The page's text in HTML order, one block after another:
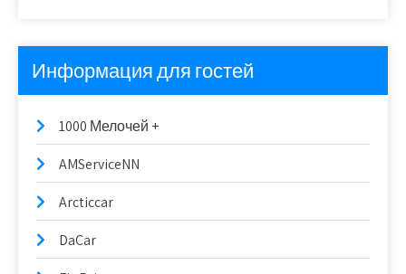
Информация для гостей
1000 Мелочей +
AMServiceNN
Arcticcar
DaCar